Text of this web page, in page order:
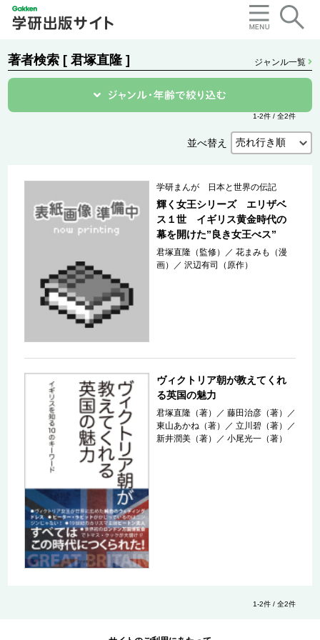
著者検索 [ 君塚直隆 ] ジャンル一覧
1-2件 / 全2件
並べ替え
学研まんが 日本と世界の伝記
輝く女王シリーズ エリザベ
ス１世 イギリス黄金時代の
幕を開けた”良き女王べス”
君塚直隆（監修） ／花まみも（漫
画）
／沢辺有司（原作）
ヴィクトリア朝が教えてくれ
る英国の魅力
君塚直隆（著） ／藤田治彦（著）
／
東山あかね（著）
／立川碧（著）
／
新井潤美（著）
／小尾光一（著）
1-2件 / 全2件